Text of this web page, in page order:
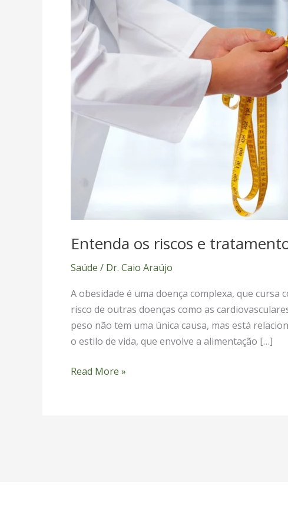
Entenda os riscos e
Saúde / Dr. Caio Araújo
A obesidade é uma doença complexa, que
risco de outras doenças como as
peso não tem uma única causa, mas está
o estilo de vida, que envolve a alimentação […]
disponíveis
para
obesidade
Read More »